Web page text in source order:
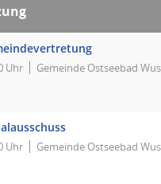
Uhr Gemeinde Ostseebad
Uhr Gemeinde Ostseebad